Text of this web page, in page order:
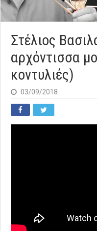
Στέλιος
αρχόντισσα
κοντυλιές)
03/09/2018